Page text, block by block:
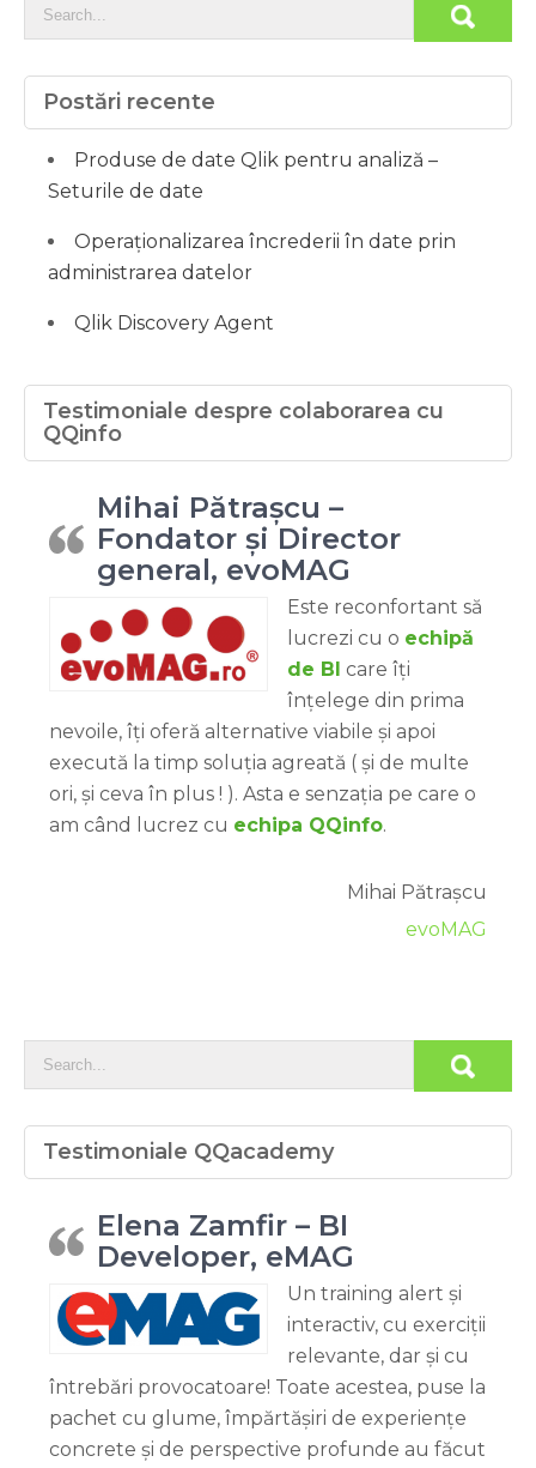
Postări recente
Produse de date Qlik pentru analiză –
Seturile de date
Operaționalizarea încrederii în date prin
administrarea datelor
Qlik Discovery Agent
Testimoniale despre colaborarea cu
QQinfo
Mihai Pătrașcu –
Fondator și Director
general, evoMAG
Este reconfortant să
lucrezi cu o echipă
de BI care îți
înțelege din prima
nevoile, îți oferă alternative viabile și apoi
execută la timp soluția agreată ( și de multe
ori, și ceva în plus ! ). Asta e senzația pe care o
am când lucrez cu echipa QQinfo.
Mihai Pătrașcu
evoMAG
Testimoniale QQacademy
Elena Zamfir – BI
Developer, eMAG
Un training alert și
interactiv, cu exerciții
relevante, dar și cu
întrebări provocatoare! Toate acestea, puse la
pachet cu glume, împărtășiri de experiențe
concrete și de perspective profunde au făcut